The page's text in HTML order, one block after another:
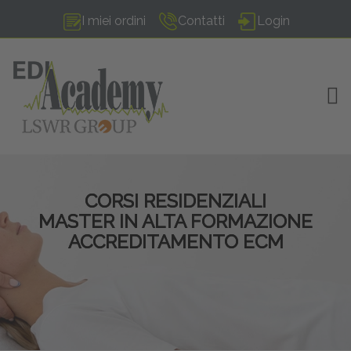
I miei ordini Contatti Login
CORSI RESIDENZIALI
MASTER IN ALTA FORMAZIONE
ACCREDITAMENTO ECM